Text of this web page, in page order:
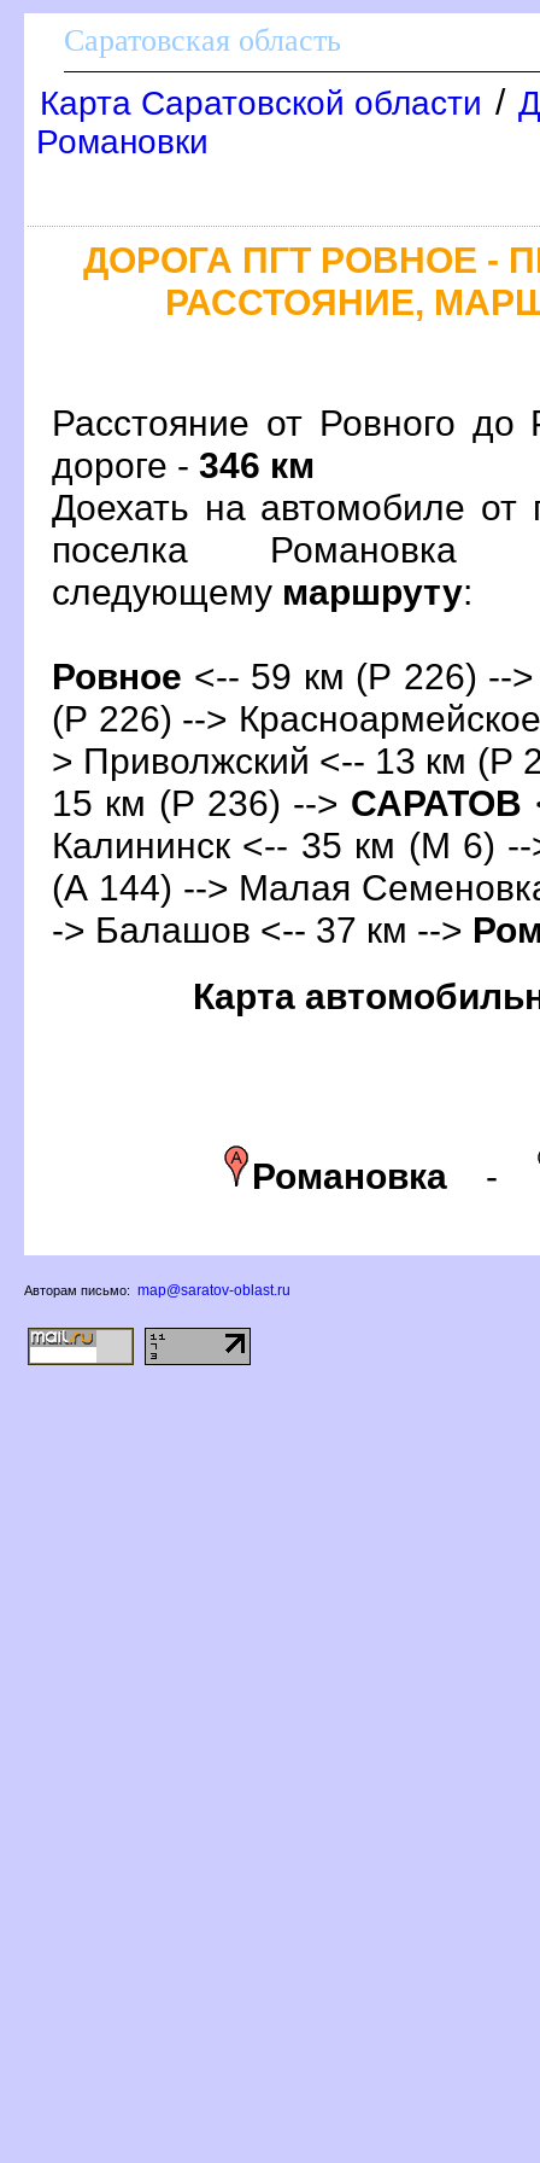
Саратовская область
Карта Саратовской области /
Романовки
ДОРОГА ПГТ РОВНОЕ -
РАССТОЯНИЕ,
Расстояние от Ровного до
дороге - 346 км
Доехать на автомобиле от
поселка Романовка
следующему маршруту:
Ровное <-- 59 км (Р 226) --
(Р 226) -->
> Приволжский <-- 13 км (Р
15 км (Р 236) --> САРАТО
Калининск <-- 35 км (М 6)
(А 144) --> Малая
-> Балашо <-- 37 км -->
Карта
Романовка-
Авторам письмо: map@saratov-oblast.ru